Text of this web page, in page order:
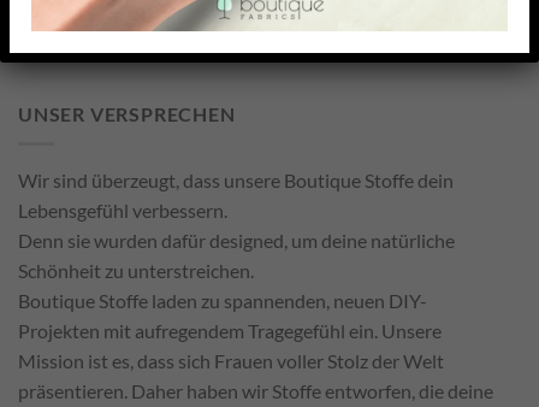
UNSER VERSPRECHEN
Wir sind überzeugt, dass unsere Boutique Stoffe dein
Lebensgefühl verbessern.
Denn sie wurden dafür designed, um deine natürliche
Schönheit zu unterstreichen.
Boutique Stoffe laden zu spannenden, neuen DIY-
Projekten mit aufregendem Tragegefühl ein. Unsere
Mission ist es, dass sich Frauen voller Stolz der Welt
präsentieren. Daher haben wir Stoffe entworfen, die deine